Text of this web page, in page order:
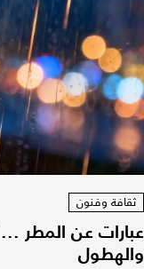
ثقافة وفنون
عبارات عن المطر
والهطول